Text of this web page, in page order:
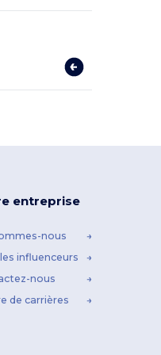
entreprise
nous
influenceurs
nous
de carrières